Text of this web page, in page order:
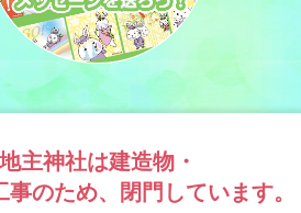
地主神社は建造物・
事のため、閉⾨しています。